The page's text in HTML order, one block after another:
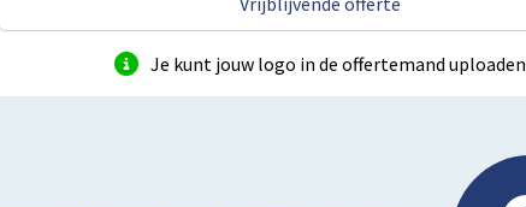
Je kunt jouw logo in de offertemand uploaden